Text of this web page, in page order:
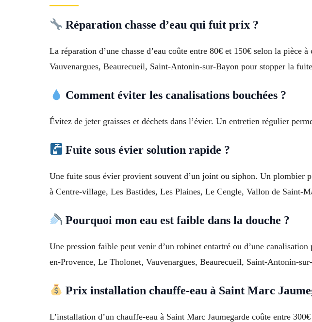
Réparation chasse d’eau qui fuit prix ?
La réparation d’une chasse d’eau coûte entre 80€ et 150€ selon la
Vauvenargues, Beaurecueil, Saint-Antonin-sur-Bayon pour stopper la
Comment éviter les canalisations bouchées ?
Évitez de jeter graisses et déchets dans l’évier. Un entretien régulier
Fuite sous évier solution rapide ?
Une fuite sous évier provient souvent d’un joint ou siphon. Un plombier
à Centre-village, Les Bastides, Les Plaines, Le Cengle, Vallon de Saint-
Pourquoi mon eau est faible dans la douche ?
Une pression faible peut venir d’un robinet entartré ou d’une
en-Provence, Le Tholonet, Vauvenargues, Beaurecueil, Saint-Antonin-
Prix installation chauffe-eau à Saint Marc
L’installation d’un chauffe-eau à Saint Marc Jaumegarde coûte entre